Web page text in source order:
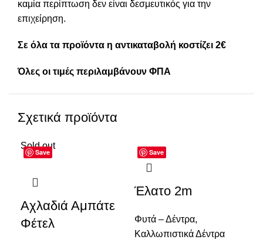
καμία περίπτωση δεν είναι δεσμευτικός για την
επιχείρηση.
Σε όλα τα προϊόντα η αντικαταβολή κοστίζει 2€
Όλες οι τιμές περιλαμβάνουν ΦΠΑ
Σχετικά προϊόντα
Save
Sold out
Αχλαδιά Αμπάτε
Φέτελ
Save
Έλατο 2m
Φυτά – Δέντρα,
Καλλωπιστικά Δέντρα